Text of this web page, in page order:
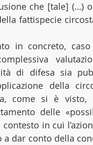
che [tale] (…)
fattispecie
in concreto,
di difesa sia
della
come si è
delle
in cui
a dar conto della